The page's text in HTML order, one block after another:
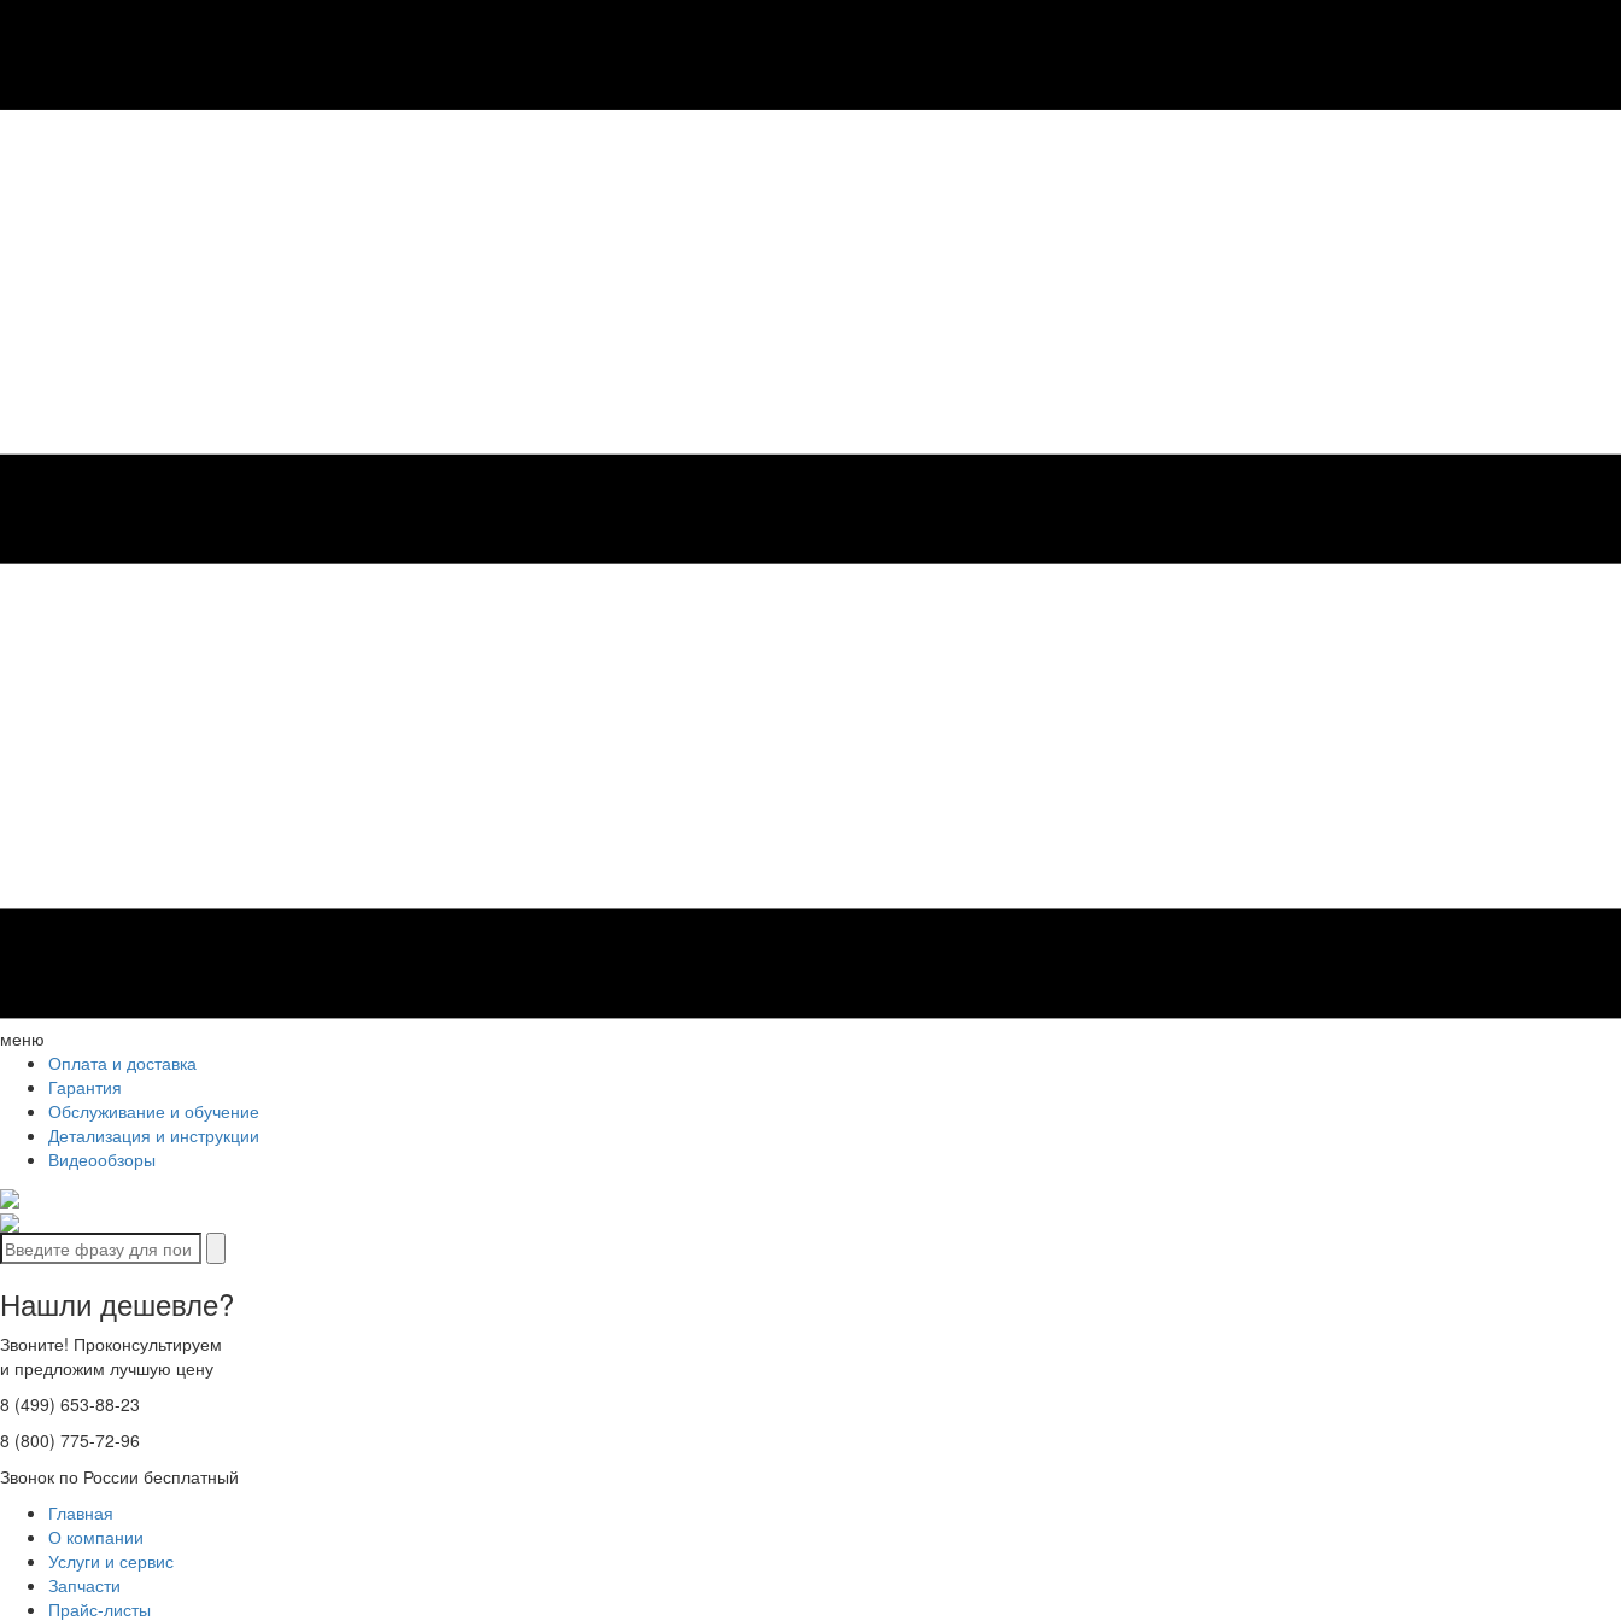
меню
Оплата и доставка
Гарантия
Обслуживание и обучение
Детализация и инструкции
Видеообзоры
Нашли дешевле?
Звоните! Проконсультируем
и предложим лучшую цену
8 (499) 653-88-23
8 (800) 775-72-96
Звонок по России бесплатный
Главная
О компании
Услуги и сервис
Запчасти
Прайс-листы